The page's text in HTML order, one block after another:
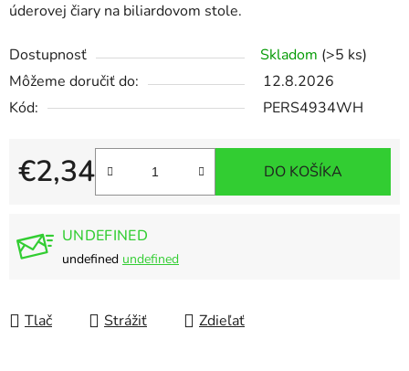
úderovej čiary na biliardovom stole.
Dostupnosť Skladom (>5 ks)
Môžeme doručiť do:
12.8.2026
Kód:
PERS4934WH
€2,34
Jednotková cena:
DO KOŠÍKA
UNDEFINED
undefined undefined
Tlač Strážiť Zdieľať